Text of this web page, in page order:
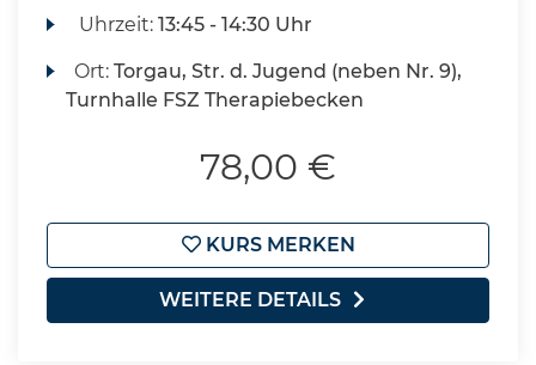
Uhrzeit:13:45 - 14:30 Uhr
Ort:Torgau, Str. d. Jugend (neben Nr. 9),
Turnhalle FSZ Therapiebecken
78,00 €
KURS MERKEN
WEITERE DETAILS